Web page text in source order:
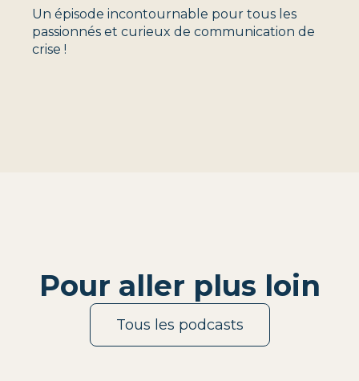
Un épisode incontournable pour tous les
passionnés et curieux de communication de
crise !
Pour aller plus loin
Tous les podcasts